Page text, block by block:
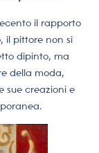
il rapporto
il pittore non si
dipinto, ma
della moda,
sue creazioni e